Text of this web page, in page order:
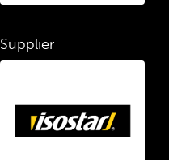
Supplier